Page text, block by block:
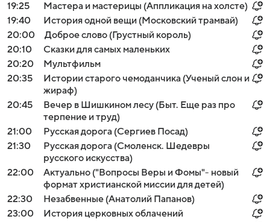
19:25
Мастера и мастерицы (Аппликация на холсте)
19:40
История одной вещи (Московский трамвай)
20:00
Доброе слово (Грустный король)
20:10
Сказки для самых маленьких
20:20
Мультфильм
20:35
Истории старого чемоданчика (Ученый слон и
жираф)
20:45
Вечер в Шишкином лесу (Быт. Еще раз про
терпение и труд)
21:00
Русская дорога (Сергиев Посад)
21:30
Русская дорога (Смоленск. Шедевры
русского искусства)
22:00
Актуально ("Вопросы Веры и Фомы"- новый
формат христианской миссии для детей)
22:30
Незабвенные (Анатолий Папанов)
23:00
История церковных облачений